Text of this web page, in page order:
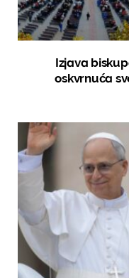
Izjava
oskvrnuća